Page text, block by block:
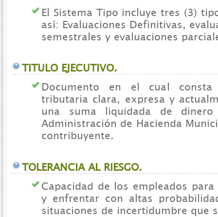
El Sistema Tipo incluye tres (3)
así: Evaluaciones Definitivas,
semestrales y evaluaciones
TITULO EJECUTIVO.
Documento en el cual consta
tributaria clara, expresa y
una suma liquidada de
Administración de Hacienda
contribuyente.
TOLERANCIA AL RIESGO.
Capacidad de los empleados
y enfrentar con altas
situaciones de incertidumbre que